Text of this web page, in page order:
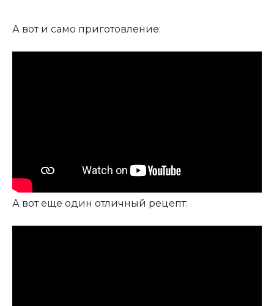
А вот и само приготовление:
А вот еще один отличный рецепт: